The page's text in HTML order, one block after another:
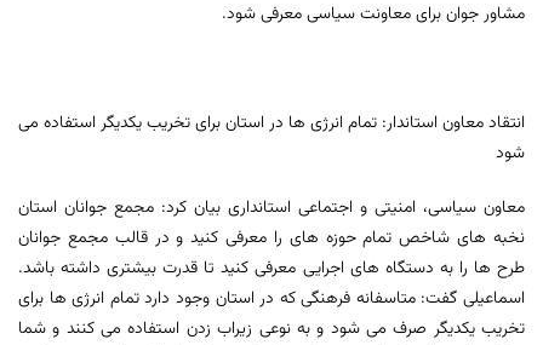
مشاور جوان برای معاونت سیاسی معرفی شود.
انتقاد معاون استاندار: تمام انرژی ها در استان برای تخریب یکدیگر استفاده می
شود
معاون سیاسی، امنیتی و اجتماعی استانداری بیان کرد: مجمع جوانان استان
نخبه های شاخص تمام حوزه های را معرفی کنید و در قالب مجمع جوانان
طرح ها را به دستگاه های اجرایی معرفی کنید تا قدرت بیشتری داشته باشد.
اسماعیلی گفت: متاسفانه فرهنگی که در استان وجود دارد تمام انرژی ها برای
تخریب یکدیگر صرف می شود و به نوعی زیراب زدن استفاده می کنند و شما